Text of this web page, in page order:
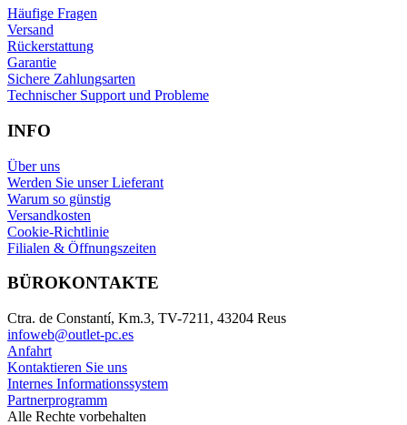
Häufige Fragen
Versand
Rückerstattung
Garantie
Sichere Zahlungsarten
Technischer Support und Probleme
INFO
Über uns
Werden Sie unser Lieferant
Warum so günstig
Versandkosten
Cookie-Richtlinie
Filialen & Öffnungszeiten
BÜROKONTAKTE
Ctra. de Constantí, Km.3, TV-7211, 43204 Reus
infoweb@outlet-pc.es
Anfahrt
Kontaktieren Sie uns
Internes Informationssystem
Partnerprogramm
Alle Rechte vorbehalten